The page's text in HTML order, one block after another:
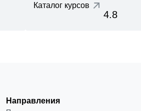
Каталог курсов
4.8
Направления